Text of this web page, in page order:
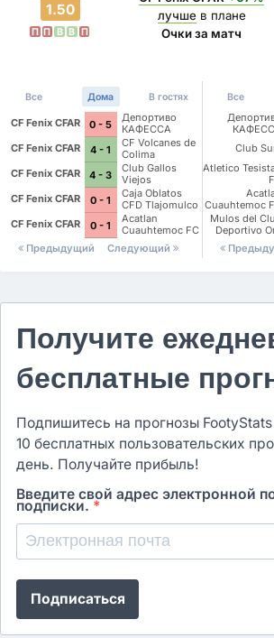
1.50
П П В В П
лучшев плане
Очки за матч
Все Дома В гостях
CF Fenix CFAR 0 - 5
Депортиво
КАФЕССА
Халиско
CF Fenix CFAR 4 - 1
CF Volcanes de
Colima
Deportivo Tala
CF Fenix CFAR 4 - 3
Club Gallos
Viejos
CF Fenix CFAR
0 - 1
Caja Oblatos
CFD Tlajomulco
CF Fenix CFAR
0 - 1
Acatlan
Cuauhtemoc FC
Предыдущий
Следующий
Все
Club
Atletico
Cuauhtemoc
Mulos del
Deportivo
Получите
бесплатные
Подпишитесь на прогнозы
10 бесплатных пользовательских
день. Получайте прибыль!
Введите свой адрес электронной
подписки. *
Подписаться